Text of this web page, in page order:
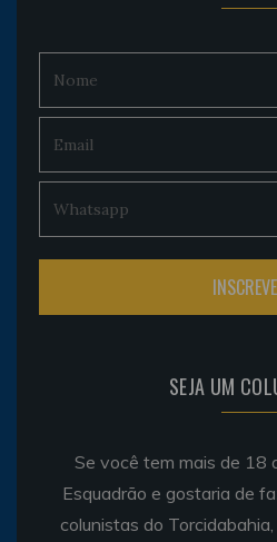
SEJA UM
Se você tem mais de 18
Esquadrão e gostaria de
colunistas do